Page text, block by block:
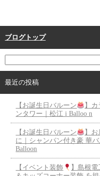
ブログトップ
最近の投稿
【お誕生日バルーン
】
ンタワー｜松江 i Balloo n
【お誕生日バルーン
】
に｜シャンパン付き豪 華
Balloon
【イベント装飾
】島根